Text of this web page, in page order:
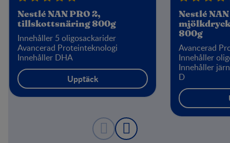
Nestlé NAN PRO 2,
tillskottsnäring 800g
Innehåller 5 oligosackarider
Avancerad Proteinteknologi
Innehåller DHA
Upptäck
Nestlé
800g
Avancerad
Innehåller
Innehåller
D